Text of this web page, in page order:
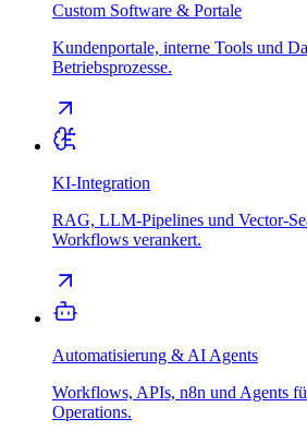
Custom Software & Portale
Kundenportale, interne Tools und
Betriebsprozesse.
KI-Integration
RAG, LLM-Pipelines und Vector-
Workflows verankert.
Automatisierung & AI Agents
Workflows, APIs, n8n und Agents
Operations.